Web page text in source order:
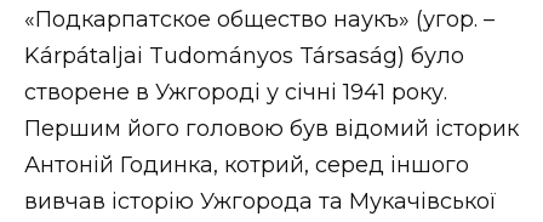
«Подкарпатское общество наукъ» (угор. –
Kárpátaljai Tudományos Társaság) було
створене в Ужгороді у січні 1941 року.
Першим його головою був відомий історик
Антоній Годинка, котрий, серед іншого
вивчав історію Ужгорода та Мукачівської